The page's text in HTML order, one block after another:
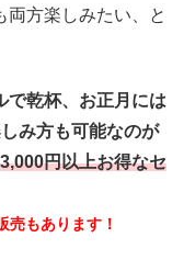
両方楽しみたい、と
で乾杯、お正月には
み方も可能なのが
3,000円以上お得なセ
もあります！